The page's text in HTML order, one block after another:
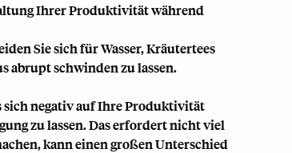
Ihrer Produktivität während
Sie sich für Wasser, Kräutertees
abrupt schwinden zu lassen.
sich negativ auf Ihre Produktivität
zu lassen. Das erfordert nicht viel
kann einen großen Unterschied